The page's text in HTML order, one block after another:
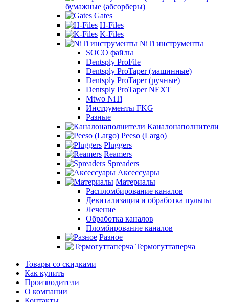
бумажные (абсорберы)
Gates
H-Files
K-Files
NiTi инструменты
SOCO файлы
Dentsply ProFile
Dentsply ProTaper (машинные)
Dentsply ProTaper (ручные)
Dentsply ProTaper NEXT
Mtwo NiTi
Инструменты FKG
Разные
Каналонаполнители
Peeso (Largo)
Pluggers
Reamers
Spreaders
Аксессуары
Материалы
Распломбирование каналов
Девитализация и обработка пульпы
Лечение
Обработка каналов
Пломбирование каналов
Разное
Термогуттаперча
Товары со скидками
Как купить
Производители
О компании